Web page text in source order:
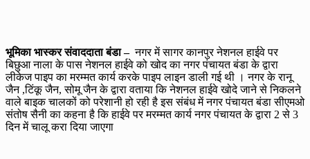
भूमिका भास्कर संवाददाता बंडा –नगर में सागर कानपुर नेशनल हाईवे पर
बिछुआ नाला के पास नेशनल हाईवे को खोद का नगर पंचायत बंडा के द्वारा
लीकेज पाइप का मरम्मत कार्य करके पाइप लाइन डाली गई थी । नगर के रानू
जैन ,टिंकू जैन, सोमू जैन के द्वारा वताया कि नेशनल हाईवे खोदे जाने से निकलने
वाले बाइक चालकों को परेशानी हो रही है इस संबंध में नगर पंचायत बंडा सीएमओ
संतोष सैनी का कहना है कि हाईवे पर मरम्मत कार्य नगर पंचायत के द्वारा 2 से 3
दिन में चालू करा दिया जाएगा